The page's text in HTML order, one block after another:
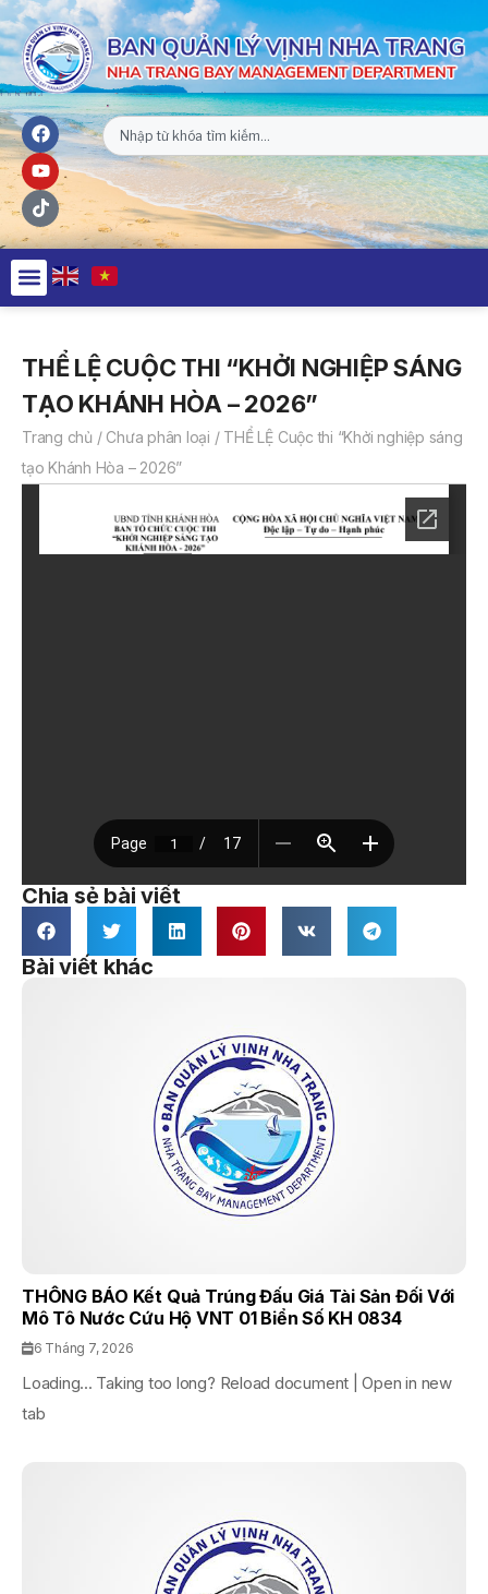
THỂ LỆ CUỘC THI “KHỞI NGHIỆP SÁNG
TẠO KHÁNH HÒA – 2026”
Trang chủ / Chưa phân loại / THỂ LỆ Cuộc thi “Khởi nghiệp sáng
tạo Khánh Hòa – 2026”
Chia sẻ bài viết
Bài viết khác
THÔNG BÁO Kết Quả Trúng Đấu Giá Tài Sản Đối Với
Mô Tô Nước Cứu Hộ VNT 01 Biển Số KH 0834
6 Tháng 7, 2026
Loading... Taking too long? Reload document | Open in new
tab